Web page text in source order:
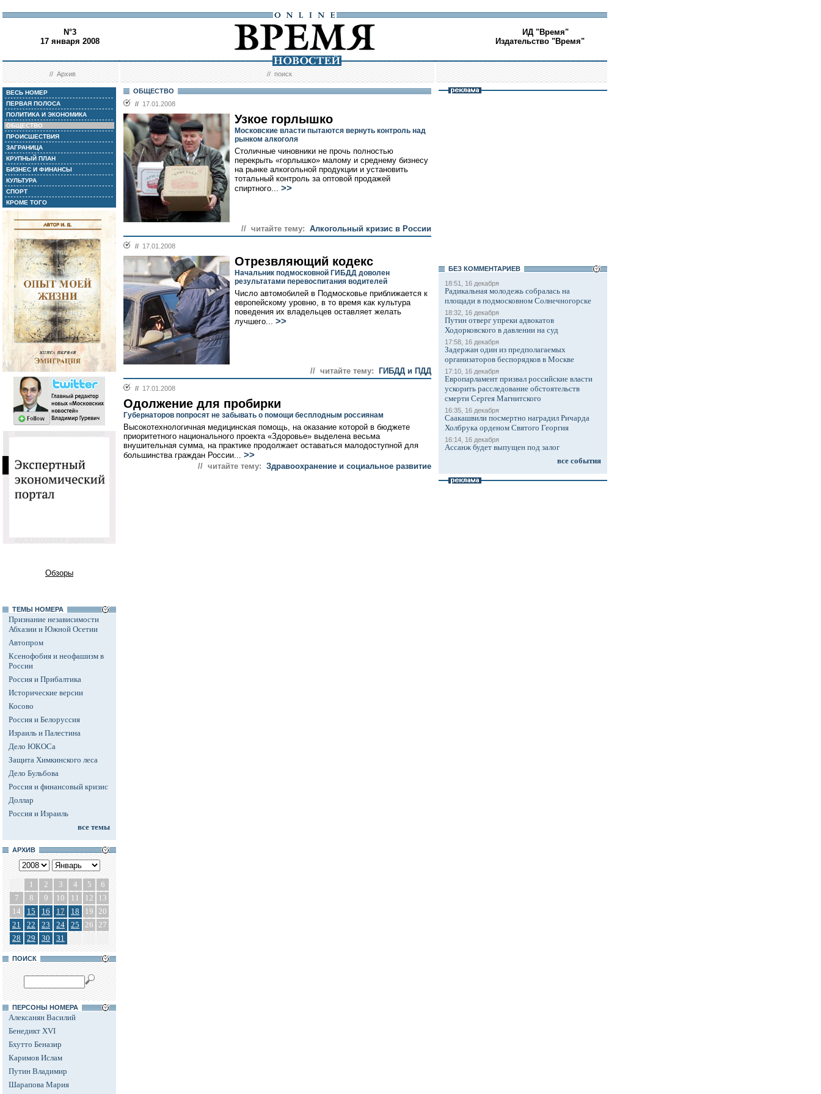
N°3
17 января 2008
ИД "Время"
Издательство "Время"
//Архив //поиск
ВЕСЬ НОМЕР
ПЕРВАЯ ПОЛОСА
ПОЛИТИКА И ЭКОНОМИКА
ОБЩЕСТВО
ПРОИСШЕСТВИЯ
ЗАГРАНИЦА
КРУПНЫЙ ПЛАН
БИЗНЕС И ФИНАНСЫ
КУЛЬТУРА
СПОРТ
КРОМЕ ТОГО
Обзоры
ТЕМЫ НОМЕРА
Признание независимости
Абхазии и Южной Осетии
Автопром
Ксенофобия и неофашизм в
России
Россия и Прибалтика
Исторические версии
Косово
Россия и Белоруссия
Израиль и Палестина
Дело ЮКОСа
Защита Химкинского леса
Дело Бульбова
Россия и финансовый кризис
Доллар
Россия и Израиль
все темы
АРХИВ
1 2 3 4 5
6
7
8 9 10 11 12
13
14
15 16 17 18 19 20
21
22 23 24 25 26 27
28
29 30 31
ПОИСК
ПЕРСОНЫ НОМЕРА
Алексанян Василий
Бенедикт XVI
Бхутто Беназир
Каримов Ислам
Путин Владимир
Шарапова Мария
ОБЩЕСТВО
// 17.01.2008
Узкое горлышко
Московские власти пытаются вернуть контроль над
рынком алкоголя
Столичные чиновники не прочь полностью
перекрыть «горлышко» малому и среднему бизнесу
на рынке алкогольной продукции и установить
тотальный контроль за оптовой продажей
спиртного... >>
// читайте тему: Алкогольный кризис в России
// 17.01.2008
Отрезвляющий кодекс
Начальник подмосковной ГИБДД доволен
результатами перевоспитания водителей
Число автомобилей в Подмосковье приближается к
европейскому уровню, в то время как культура
поведения их владельцев оставляет желать
лучшего... >>
// читайте тему: ГИБДД и ПДД
// 17.01.2008
Одолжение для пробирки
Губернаторов попросят не забывать о помощи бесплодным россиянам
Высокотехнологичная медицинская помощь, на оказание которой в бюджете
приоритетного национального проекта «Здоровье» выделена весьма
внушительная сумма, на практике продолжает оставаться малодоступной для
большинства граждан России... >>
// читайте тему: Здравоохранение и социальное развитие
БЕЗ КОМMЕНТАРИЕВ
18:51, 16 декабря
Радикальная молодежь собралась на
площади в подмосковном Солнечногорске
18:32, 16 декабря
Путин отверг упреки адвокатов
Ходорковского в давлении на суд
17:58, 16 декабря
Задержан один из предполагаемых
организаторов беспорядков в Москве
17:10, 16 декабря
Европарламент призвал российские власти
ускорить расследование обстоятельств
смерти Сергея Магнитского
16:35, 16 декабря
Саакашвили посмертно наградил Ричарда
Холбрука орденом Святого Георгия
16:14, 16 декабря
Ассанж будет выпущен под залог
все события